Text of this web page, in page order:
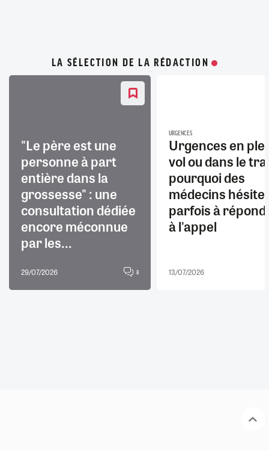
LA SÉLECTION DE LA RÉDACTION
"Le père est une
personne à part
entière dans la
grossesse" : une
consultation dédiée
encore méconnue
par les...
29/07/2026 8
URGENCES
Urgences en
vol ou dans le
pourquoi des
médecins
parfois à
à l'appel
13/07/2026